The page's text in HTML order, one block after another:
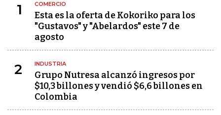
1 COMERCIO
Esta es la oferta de Kokoriko para los
"Gustavos" y "Abelardos" este 7 de
agosto
2 INDUSTRIA
Grupo Nutresa alcanzó ingresos por
$10,3 billones y vendió $6,6 billones en
Colombia